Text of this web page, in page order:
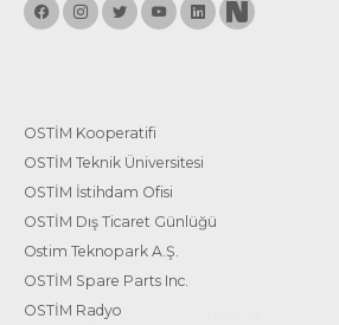
OSTİM Kooperatifi
OSTİM Teknik Üniversitesi
OSTİM İstihdam Ofisi
OSTİM Dış Ticaret Günlüğü
Ostim Teknopark A.Ş.
OSTİM Spare Parts Inc.
OSTİM Radyo